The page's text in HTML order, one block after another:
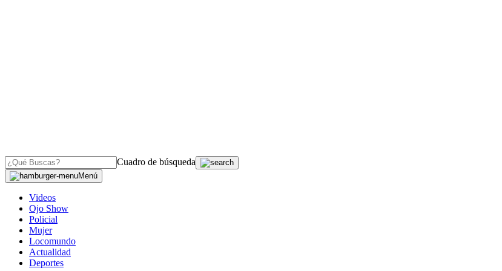
Cuadro de búsqueda
Menú
Videos
Ojo Show
Policial
Mujer
Locomundo
Actualidad
Deportes